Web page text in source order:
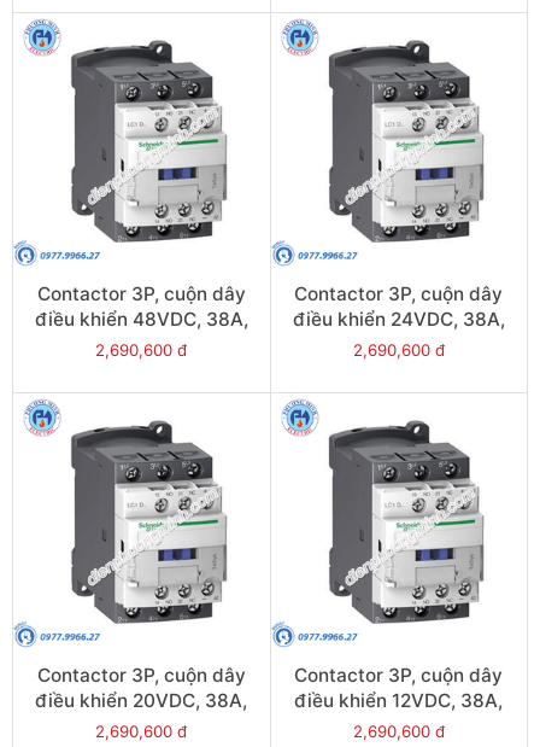
Contactor 3P, cuộn dây
điều khiển 48VDC, 38A,
1N/O, 1N/C - Model
2,690,600 đ
Contactor 3P, cuộn dây
điều khiển 24VDC, 38A,
1N/O, 1N/C - Model
2,690,600 đ
Contactor 3P, cuộn dây
điều khiển 20VDC, 38A,
1N/O, 1N/C - Model
2,690,600 đ
Contactor 3P, cuộn dây
điều khiển 12VDC, 38A,
1N/O, 1N/C - Model
2,690,600 đ